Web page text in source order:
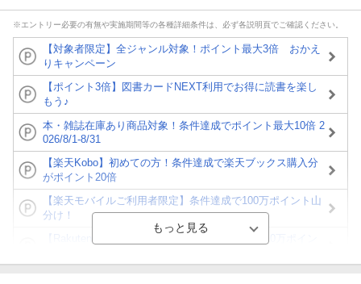
※エントリー必要の有無や実施期間等の各種詳細条件は、必ず各説明頁でご確認ください。
【対象者限定】全ジャンル対象！ポイント最大3倍 おかえ
りキャンペーン
【ポイント3倍】図書カードNEXT利用でお得に読書を楽し
もう♪
本・雑誌在庫あり商品対象！条件達成でポイント最大10倍 2
026/8/1-8/31
【楽天Kobo】初めての方！条件達成で楽天ブックス購入分
がポイント20倍
【楽天モバイルご利用者限定】条件達成で100万ポイント山
分け！